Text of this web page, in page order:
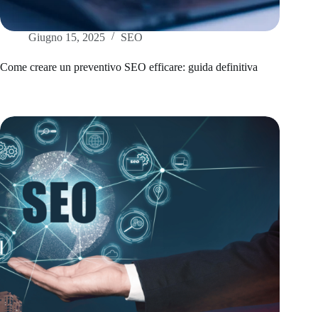
Giugno 15, 2025 SEO
Come creare un preventivo SEO efficare: guida definitiva